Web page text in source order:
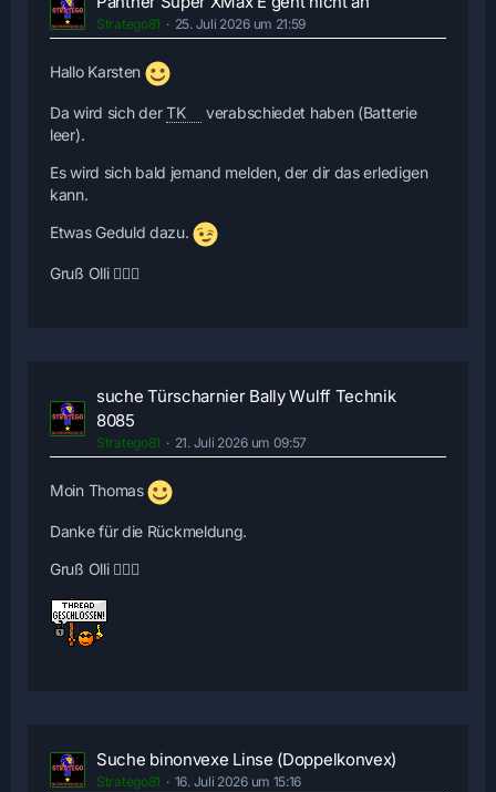
Stratego81 25. Juli 2026 um 21:59
Hallo Karsten
Da wird sich derTK
verabschiedet haben (Batterie
leer).
Es wird sich bald jemand melden, der dir das erledigen
kann.
Etwas Geduld dazu.
Gruß Olli 🙋🏻‍♂️
suche Türscharnier Bally Wulff Technik
8085
Stratego81 21. Juli 2026 um 09:57
Moin Thomas
Danke für die Rückmeldung.
Gruß Olli 🙋🏻‍♂️
Suche binonvexe Linse (Doppelkonvex)
Stratego81 16. Juli 2026 um 15:16